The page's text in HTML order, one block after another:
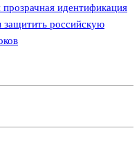
идентификация
защитить российскую